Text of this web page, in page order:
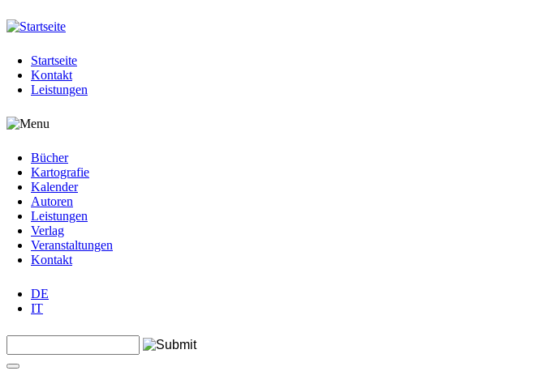
Jump to navigation
Startseite
Kontakt
Leistungen
Bücher
Kartografie
Kalender
Autoren
Leistungen
Verlag
Veranstaltungen
Kontakt
DE
IT
Suchformular